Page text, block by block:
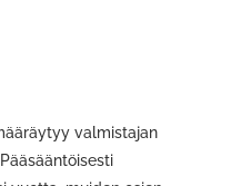
valmistajan